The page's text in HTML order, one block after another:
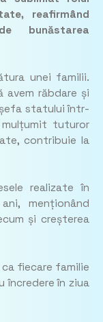
reafirmând
bunăstarea
unei familii.
avem răbdare și
statului într-
tuturor
contribuie la
realizate în
menționând
și creșterea
fiecare familie
încredere în ziua